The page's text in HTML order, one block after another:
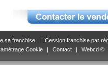
sa franchise
Cession franchise par
Cookie Contact Webcd ©